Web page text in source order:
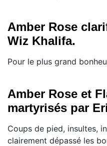
Amber Rose
Wiz Khalifa.
Pour le plus grand
Amber Rose et
martyrisés par
Coups de pied, insultes,
clairement dépassé les